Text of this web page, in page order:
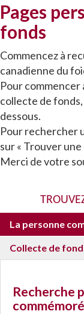
Pages
fonds
Commencez à
canadienne du
Pour
collecte de
dessous.
Pour rechercher
sur « Trouver
Merci de votre
La personne
Collecte de
Recherche